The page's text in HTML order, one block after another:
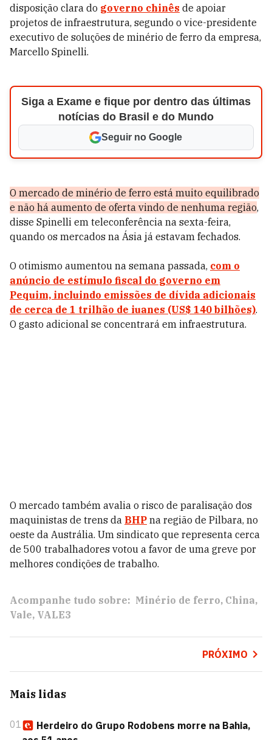
disposição clara do governo chinês de apoiar
projetos de infraestrutura, segundo o vice-presidente
executivo de soluções de minério de ferro da empresa,
Marcello Spinelli.
Siga a Exame e fique por dentro das últimas
notícias do Brasil e do Mundo
Seguir no Google
O mercado de minério de ferro está muito equilibrado
e não há aumento de oferta vindo de nenhuma região,
disse Spinelli em teleconferência na sexta-feira,
quando os mercados na Ásia já estavam fechados.
O otimismo aumentou na semana passada, com o
anúncio de estímulo fiscal do governo em
Pequim, incluindo emissões de dívida adicionais
de cerca de 1 trilhão de iuanes (US$ 140 bilhões).
O gasto adicional se concentrará em infraestrutura.
O mercado também avalia o risco de paralisação dos
maquinistas de trens da BHP na região de Pilbara, no
oeste da Austrália. Um sindicato que representa cerca
de 500 trabalhadores votou a favor de uma greve por
melhores condições de trabalho.
Acompanhe tudo sobre: Minério de ferro China
Vale VALE3
PRÓXIMO
Mais lidas
01
Herdeiro do Grupo Rodobens morre na Bahia,